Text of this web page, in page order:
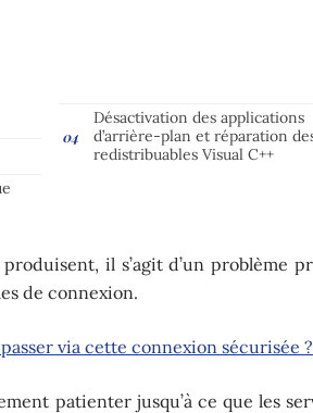
Désactivation des applications
d’arrière-plan et réparation
redistribuables Visual C++
il s’agit d’un problème
de connexion.
via cette connexion sécurisée ?
patienter jusqu’à ce que les